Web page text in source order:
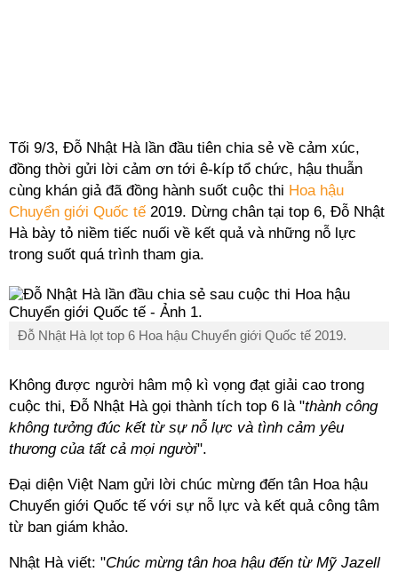
Tối 9/3, Đỗ Nhật Hà lần đầu tiên chia sẻ về cảm xúc,
đồng thời gửi lời cảm ơn tới ê-kíp tổ chức, hậu thuẫn
cùng khán giả đã đồng hành suốt cuộc thi Hoa hậu
Chuyển giới Quốc tế 2019. Dừng chân tại top 6, Đỗ Nhật
Hà bày tỏ niềm tiếc nuối về kết quả và những nỗ lực
trong suốt quá trình tham gia.
Đỗ Nhật Hà lọt top 6 Hoa hậu Chuyển giới Quốc tế 2019.
Không được người hâm mộ kì vọng đạt giải cao trong
cuộc thi, Đỗ Nhật Hà gọi thành tích top 6 là "thành công
không tưởng đúc kết từ sự nỗ lực và tình cảm yêu
thương của tất cả mọi người".
Đại diện Việt Nam gửi lời chúc mừng đến tân Hoa hậu
Chuyển giới Quốc tế với sự nỗ lực và kết quả công tâm
từ ban giám khảo.
Nhật Hà viết: "Chúc mừng tân hoa hậu đến từ Mỹ Jazell